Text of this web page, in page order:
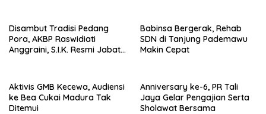
Disambut Tradisi Pedang
Pora, AKBP Raswidiati
Anggraini, S.I.K. Resmi Jabat
Babinsa Bergerak, Rehab
SDN di Tanjung Pademawu
Makin Cepat
Aktivis GMB Kecewa, Audiensi
ke Bea Cukai Madura Tak
Ditemui
Anniversary ke-6, PR Tali
Jaya Gelar Pengajian Serta
Sholawat Bersama